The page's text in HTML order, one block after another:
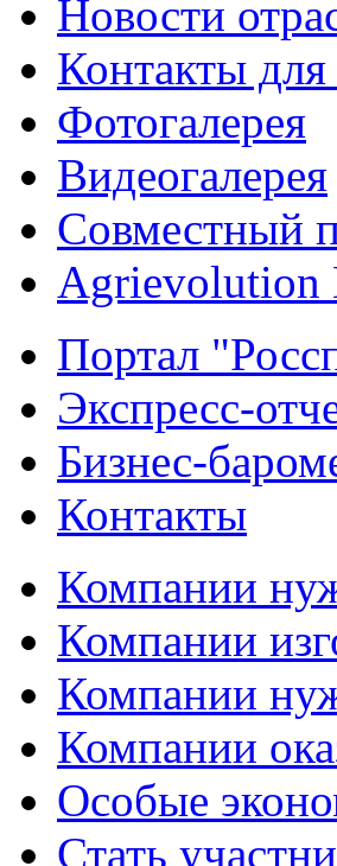
Новости
Контакты
Фотогалерея
Видеогалерея
Совместный
Agrievolution
Портал
Экспресс-
Бизнес-
Контакты
Компании
Компании
Компании
Компании
Особые
Стать